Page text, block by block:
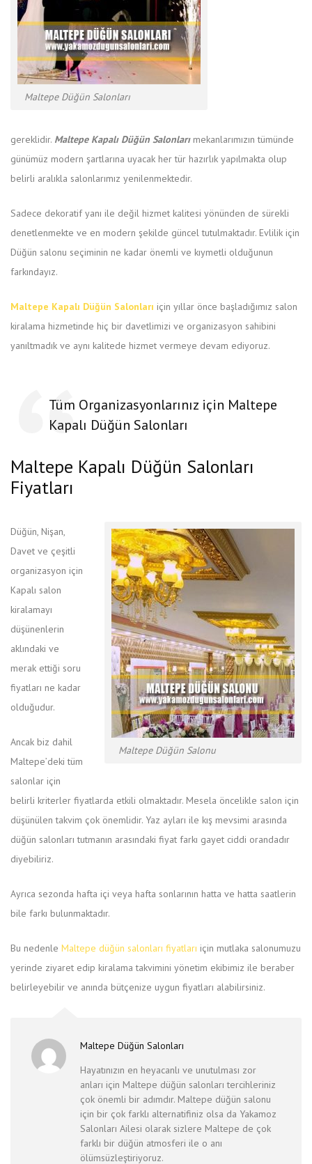
Maltepe Düğün Salonları
gereklidir. Maltepe Kapalı Düğün Salonlarımekanlarımızın tümünde
günümüz modern şartlarına uyacak her tür hazırlık yapılmakta olup
belirli aralıkla salonlarımız yenilenmektedir.
Sadece dekoratif yanı ile değil hizmet kalitesi yönünden de sürekli
denetlenmekte ve en modern şekilde güncel tutulmaktadır. Evlilik için
Düğün salonu seçiminin ne kadar önemli ve kıymetli olduğunun
farkındayız.
Maltepe Kapalı Düğün Salonları için yıllar önce başladığımız salon
kiralama hizmetinde hiç bir davetlimizi ve organizasyon sahibini
yanıltmadık ve aynı kalitede hizmet vermeye devam ediyoruz.
Tüm Organizasyonlarınız için Maltepe
Kapalı Düğün Salonları
Maltepe Kapalı Düğün Salonları
Fiyatları
Maltepe Düğün Salonu
Düğün, Nişan,
Davet ve çeşitli
organizasyon için
Kapalı salon
kiralamayı
düşünenlerin
aklındaki ve
merak ettiği soru
fiyatları ne kadar
olduğudur.
Ancak biz dahil
Maltepe’deki tüm
salonlar için
belirli kriterler fiyatlarda etkili olmaktadır. Mesela öncelikle salon için
düşünülen takvim çok önemlidir. Yaz ayları ile kış mevsimi arasında
düğün salonları tutmanın arasındaki fiyat farkı gayet ciddi orandadır
diyebiliriz.
Ayrıca sezonda hafta içi veya hafta sonlarının hatta ve hatta saatlerin
bile farkı bulunmaktadır.
Bu nedenle Maltepe düğün salonları fiyatları için mutlaka salonumuzu
yerinde ziyaret edip kiralama takvimini yönetim ekibimiz ile beraber
belirleyebilir ve anında bütçenize uygun fiyatları alabilirsiniz.
Maltepe Düğün Salonları
Hayatınızın en heyacanlı ve unutulması zor
anları için Maltepe düğün salonları tercihleriniz
çok önemli bir adımdır. Maltepe düğün salonu
için bir çok farklı alternatifiniz olsa da Yakamoz
Salonları Ailesi olarak sizlere Maltepe de çok
farklı bir düğün atmosferi ile o anı
ölümsüzleştiriyoruz.